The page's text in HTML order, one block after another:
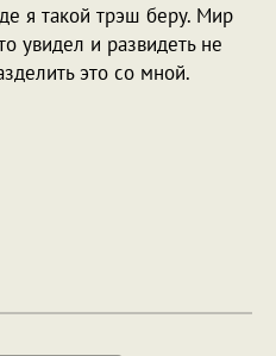
я такой трэш беру. Мир
увидел и развидеть не
это со мной.